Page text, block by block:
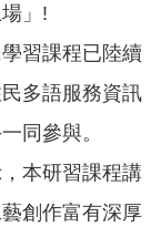
」!
習課程已陸續
多語服務資訊
同參與。
本研習課程講
創作富有深厚